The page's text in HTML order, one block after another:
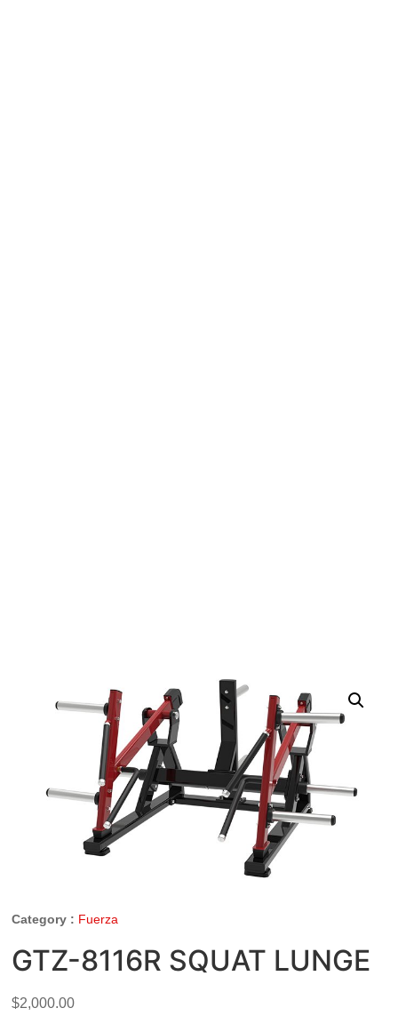
Category : Fuerza
GTZ-8116R SQUAT LUNGE
$2,000.00